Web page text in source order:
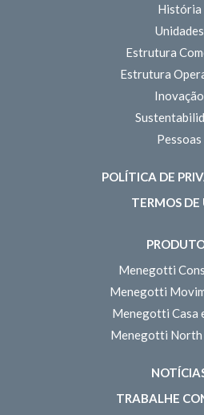
História
Unidades
Estrutura
Estrutura
Inovação
Pessoas
POLÍTICA DE
TERMOS DE
Menegotti
Menegotti
Menegotti Casa
Menegotti North
TRABALHE